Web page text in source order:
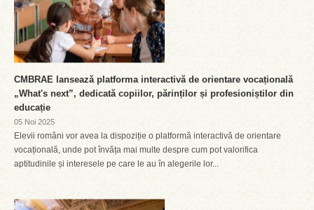
CMBRAE lansează platforma interactivă de orientare vocațională
„What's next”, dedicată copiilor, părinților și profesioniștilor din
educație
05 Noi 2025
Elevii români vor avea la dispoziție o platformă interactivă de orientare
vocațională, unde pot învăța mai multe despre cum pot valorifica
aptitudinile și interesele pe care le au în alegerile lor...